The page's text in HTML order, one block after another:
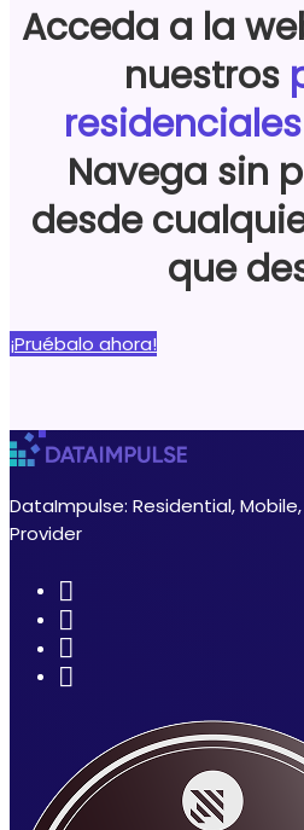
Acceda a la
nuestros
Navega sin
desde
que
¡Pruébalo ahora!
DataImpulse: Residential,
Provider